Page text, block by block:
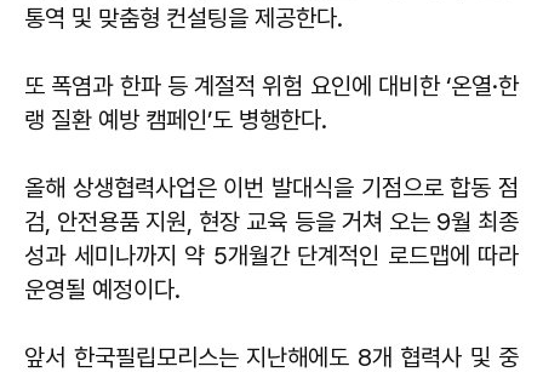
통역 및 맞춤형 컨설팅을 제공한다.
또 폭염과 한파 등 계절적 위험 요인에 대비한 ‘온열·한
랭 질환 예방 캠페인’도 병행한다.
올해 상생협력사업은 이번 발대식을 기점으로 합동 점
검, 안전용품 지원, 현장 교육 등을 거쳐 오는 9월 최종
성과 세미나까지 약 5개월간 단계적인 로드맵에 따라
운영될 예정이다.
앞서 한국필립모리스는 지난해에도 8개 협력사 및 중